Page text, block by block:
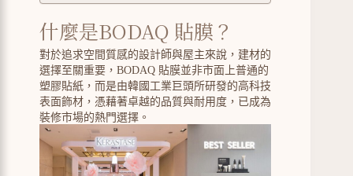
什麼是BODAQ 貼膜？
對於追求空間質感的設計師與屋主來說，建材的
選擇至關重要，BODAQ 貼膜並非市面上普通的
塑膠貼紙，而是由韓國工業巨頭所研發的高科技
表面飾材，憑藉著卓越的品質與耐用度，已成為
裝修市場的熱門選擇。